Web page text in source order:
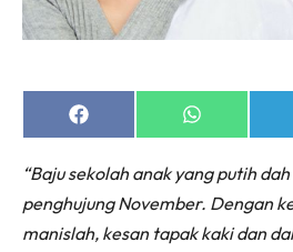
Share
on
Share
on
“Baju sekolah anak yang putih
penghujung November. Dengan
manislah, kesan tapak kaki dan